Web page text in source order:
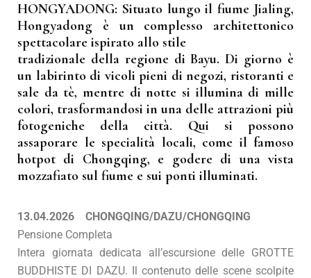
HONGYADONG: Situato lungo il fiume Jialing,
Hongyadong è un complesso architettonico
spettacolare ispirato allo stile
tradizionale della regione di Bayu. Di giorno è
un labirinto di vicoli pieni di negozi, ristoranti e
sale da tè, mentre di notte si illumina di mille
colori, trasformandosi in una delle attrazioni più
fotogeniche della città. Qui si possono
assaporare le specialità locali, come il famoso
hotpot di Chongqing, e godere di una vista
mozzafiato sul fiume e sui ponti illuminati.
13.04.2026 CHONGQING/DAZU/CHONGQING
Pensione Completa
Intera giornata dedicata all’escursione delle GROTTE
BUDDHISTE DI DAZU. Il contenuto delle scene scolpite